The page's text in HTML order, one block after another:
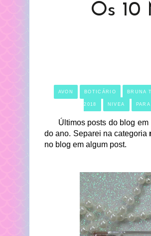
Os 10
AVON BOTICÁRIO BRUNA
2018 NIVEA
Últimos posts do blog em
do ano. Separei na categoria
no blog em algum post.